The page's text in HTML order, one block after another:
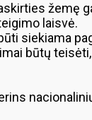
žemę
laisvė.
siekiama
būtų